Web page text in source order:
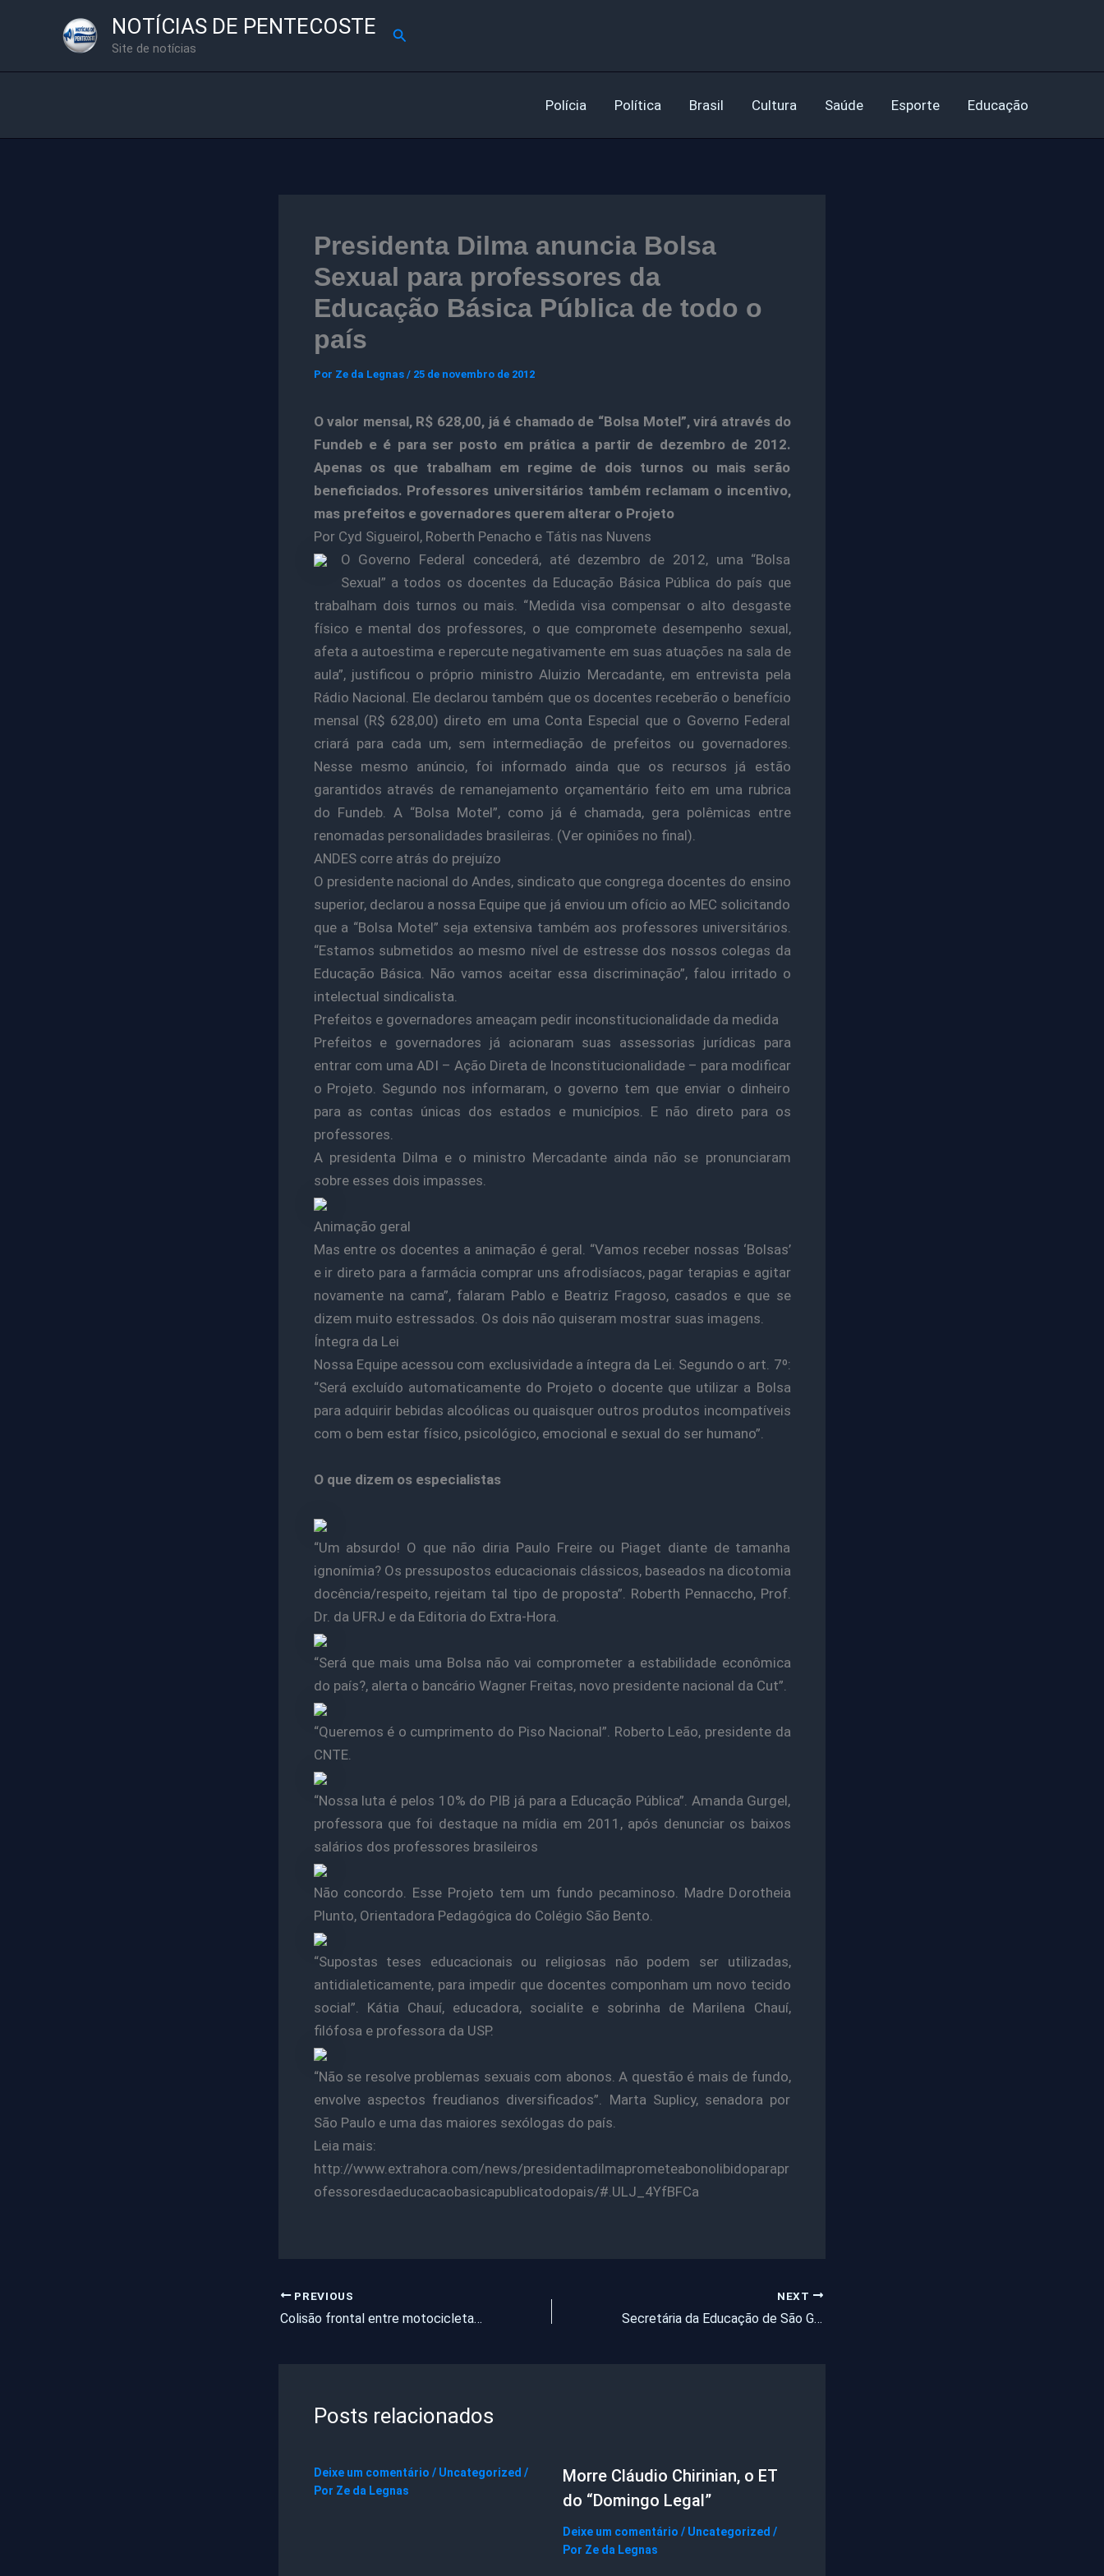
NOTÍCIAS DE PENTECOSTE
Site de notícias
Pesquisar
Polícia Política Brasil Cultura Saúde Esporte Educação
Presidenta Dilma anuncia Bolsa
Sexual para professores da
Educação Básica Pública de todo o
país
Por Ze da Legnas / 25 de novembro de 2012
O valor mensal, R$ 628,00, já é chamado de “Bolsa Motel”, virá através do
Fundeb e é para ser posto em prática a partir de dezembro de 2012.
Apenas os que trabalham em regime de dois turnos ou mais serão
beneficiados. Professores universitários também reclamam o incentivo,
mas prefeitos e governadores querem alterar o Projeto
Por Cyd Sigueirol, Roberth Penacho e Tátis nas Nuvens
O Governo Federal concederá, até dezembro de 2012, uma “Bolsa
Sexual” a todos os docentes da Educação Básica Pública do país que
trabalham dois turnos ou mais. “Medida visa compensar o alto desgaste
físico e mental dos professores, o que compromete desempenho sexual,
afeta a autoestima e repercute negativamente em suas atuações na sala de
aula”, justificou o próprio ministro Aluizio Mercadante, em entrevista pela
Rádio Nacional. Ele declarou também que os docentes receberão o benefício
mensal (R$ 628,00) direto em uma Conta Especial que o Governo Federal
criará para cada um, sem intermediação de prefeitos ou governadores.
Nesse mesmo anúncio, foi informado ainda que os recursos já estão
garantidos através de remanejamento orçamentário feito em uma rubrica
do Fundeb. A “Bolsa Motel”, como já é chamada, gera polêmicas entre
renomadas personalidades brasileiras. (Ver opiniões no final).
ANDES corre atrás do prejuízo
O presidente nacional do Andes, sindicato que congrega docentes do ensino
superior, declarou a nossa Equipe que já enviou um ofício ao MEC solicitando
que a “Bolsa Motel” seja extensiva também aos professores universitários.
“Estamos submetidos ao mesmo nível de estresse dos nossos colegas da
Educação Básica. Não vamos aceitar essa discriminação”, falou irritado o
intelectual sindicalista.
Prefeitos e governadores ameaçam pedir inconstitucionalidade da medida
Prefeitos e governadores já acionaram suas assessorias jurídicas para
entrar com uma ADI – Ação Direta de Inconstitucionalidade – para modificar
o Projeto. Segundo nos informaram, o governo tem que enviar o dinheiro
para as contas únicas dos estados e municípios. E não direto para os
professores.
A presidenta Dilma e o ministro Mercadante ainda não se pronunciaram
sobre esses dois impasses.
Animação geral
Mas entre os docentes a animação é geral. “Vamos receber nossas ‘Bolsas’
e ir direto para a farmácia comprar uns afrodisíacos, pagar terapias e agitar
novamente na cama”, falaram Pablo e Beatriz Fragoso, casados e que se
dizem muito estressados. Os dois não quiseram mostrar suas imagens.
Íntegra da Lei
Nossa Equipe acessou com exclusividade a íntegra da Lei. Segundo o art. 7º:
“Será excluído automaticamente do Projeto o docente que utilizar a Bolsa
para adquirir bebidas alcoólicas ou quaisquer outros produtos incompatíveis
com o bem estar físico, psicológico, emocional e sexual do ser humano”.
O que dizem os especialistas
“Um absurdo! O que não diria Paulo Freire ou Piaget diante de tamanha
ignonímia? Os pressupostos educacionais clássicos, baseados na dicotomia
docência/respeito, rejeitam tal tipo de proposta”. Roberth Pennaccho, Prof.
Dr. da UFRJ e da Editoria do Extra-Hora.
“Será que mais uma Bolsa não vai comprometer a estabilidade econômica
do país?, alerta o bancário Wagner Freitas, novo presidente nacional da Cut”.
“Queremos é o cumprimento do Piso Nacional”. Roberto Leão, presidente da
CNTE.
“Nossa luta é pelos 10% do PIB já para a Educação Pública”. Amanda Gurgel,
professora que foi destaque na mídia em 2011, após denunciar os baixos
salários dos professores brasileiros
Não concordo. Esse Projeto tem um fundo pecaminoso. Madre Dorotheia
Plunto, Orientadora Pedagógica do Colégio São Bento.
“Supostas teses educacionais ou religiosas não podem ser utilizadas,
antidialeticamente, para impedir que docentes componham um novo tecido
social”. Kátia Chauí, educadora, socialite e sobrinha de Marilena Chauí,
filófosa e professora da USP.
“Não se resolve problemas sexuais com abonos. A questão é mais de fundo,
envolve aspectos freudianos diversificados”. Marta Suplicy, senadora por
São Paulo e uma das maiores sexólogas do país.
Leia mais:
http://www.extrahora.com/news/presidentadilmaprometeabonolibidoparapr
ofessoresdaeducacaobasicapublicatodopais/#.ULJ_4YfBFCa
PREVIOUS
Colisão frontal entre motocicletas deixa três mortos e um ferido em Acopiara
NEXT
Secretária da Educação de São Gonçalo entre as 50 melhores do País
Posts relacionados
Deixe um comentário / Uncategorized /
Por Ze da Legnas
Morre Cláudio Chirinian, o ET
do “Domingo Legal”
Deixe um comentário / Uncategorized /
Por Ze da Legnas